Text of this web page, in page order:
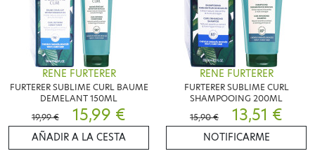
RENE FURTERER
FURTERER SUBLIME CURL BAUME
DEMELANT 150ML
19,99 €
15,99 €
AÑADIR A LA CESTA
RENE FURTERER
FURTERER SUBLIME CURL
SHAMPOOING 200ML
15,90 €
13,51 €
NOTIFICARME